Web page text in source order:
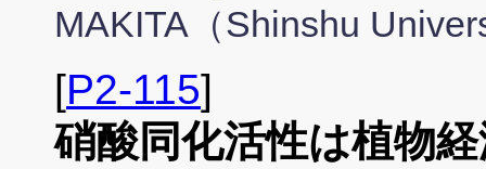
MAKITA（Shinshu
[P2-115]
硝酸同化活性は植物